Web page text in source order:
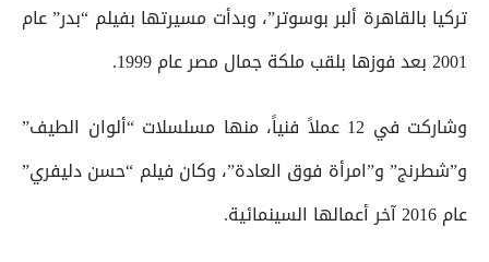
تركيا بالقاهرة ألبر بوسوتر”، وبدأت مسيرتها بفيلم “بدر” عام
2001 بعد فوزها بلقب ملكة جمال مصر عام 1999.
وشاركت في 12 عملاً فنياً، منها مسلسلات “ألوان الطيف”
و”شطرنج” و”امرأة فوق العادة”، وكان فيلم “حسن دليفري”
عام 2016 آخر أعمالها السينمائية.